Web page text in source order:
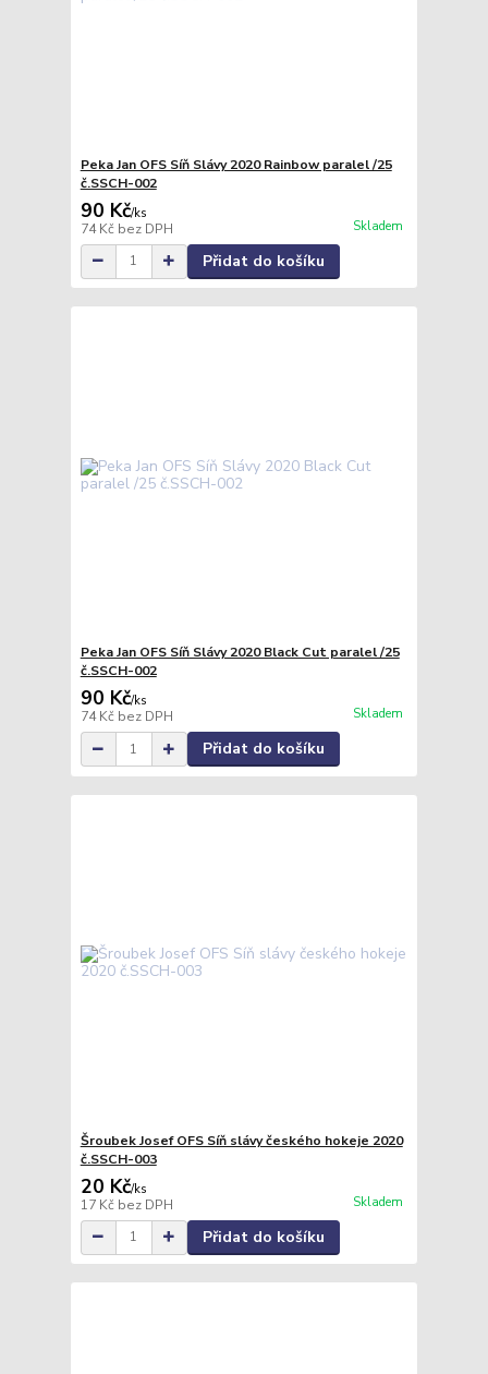
Peka Jan OFS Síň Slávy 2020 Rainbow paralel /25
č.SSCH-002
90 Kč/ks
74 Kč bez DPH Skladem
Přidat do košíku
Peka Jan OFS Síň Slávy 2020 Black Cut paralel /25
č.SSCH-002
90 Kč/ks
74 Kč bez DPH Skladem
Přidat do košíku
Šroubek Josef OFS Síň slávy českého hokeje 2020
č.SSCH-003
20 Kč/ks
17 Kč bez DPH Skladem
Přidat do košíku